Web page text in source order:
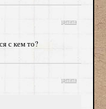
цитата
с кем то?
цитата